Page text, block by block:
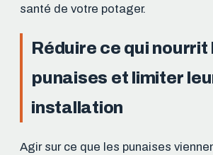
santé de votre potager.
Réduire ce qui nourrit
punaises et limiter
installation
Agir sur ce que les punaises